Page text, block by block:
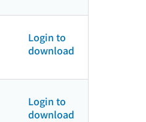
Login to
download
Login to
download